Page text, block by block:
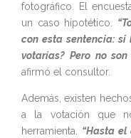
fotográfico. El
un caso hipotético.
con esta sentencia: si
votarías? Pero no
afirmó el consultor.
Además, existen
a la votación que
herramienta. “Hasta